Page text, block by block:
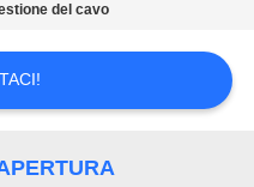
del cavo